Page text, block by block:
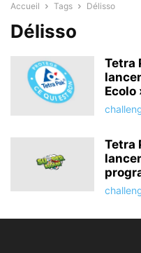
Accueil Tags Délisso
Délisso
Tetra
Ecolo
Tetra